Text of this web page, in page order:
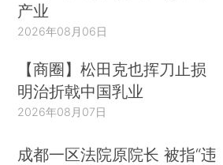
产业
2026年08月06日
【商圈】松田克也挥刀止损
明治折戟中国乳业
2026年08月07日
成都一区法院原院长 被指“违